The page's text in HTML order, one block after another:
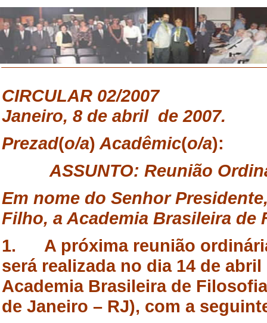
CIRCULAR 02/
Janeiro, 8 de abril de 2007.
Prezad(o/a) Acadêmic(o/a):
ASSUNTO: Reunião
Em nome do Senhor
Filho, a Academia Brasileira de
1. A próxima reunião
será realizada no dia 14 de
Academia Brasileira de
de Janeiro – RJ), com a